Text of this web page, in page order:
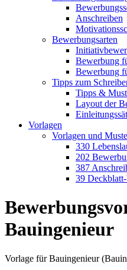
Anschreiben
Bewerbungsarten
Bewerbung
Bewerbung
Tipps zum
Tipps &
Layout der
Vorlagen
Vorlagen und
330
202
387
39
Bauingenieur
Vorlage für Bauingenieur